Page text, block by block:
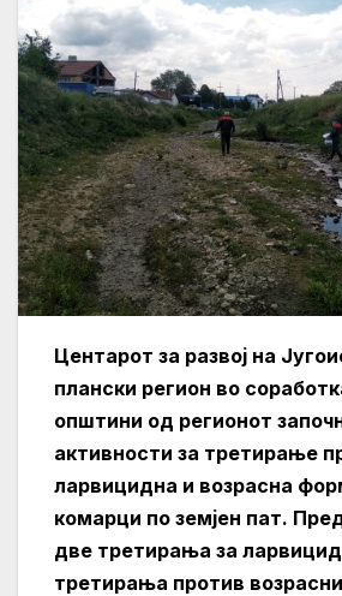
Центарот за развој на
плански регион во
општини од регионот
активности за третирање
ларвицидна и возрасна
комарци по земјен пат.
две третирања за
третирања против